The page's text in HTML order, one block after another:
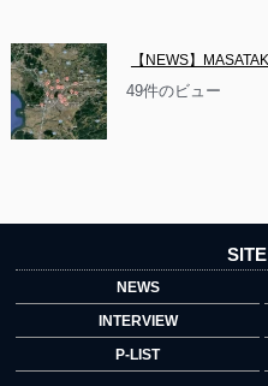
【NEWS】
49件のビュー
NEWS
INTERVIEW
P-LIST